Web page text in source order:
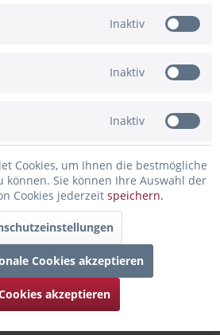
und diskutieren...mehr
sind verfübar......
Inaktiv
Inaktiv
Inaktiv
Cookies, um Ihnen die bestmögliche
können. Sie können Ihre Auswahl der
Cookies jederzeit speichern.
Cookies akzeptieren
akzeptieren